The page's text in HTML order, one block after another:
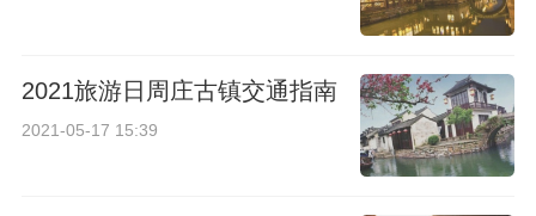
2021旅游日周庄古镇交通指南
2021-05-17 15:39